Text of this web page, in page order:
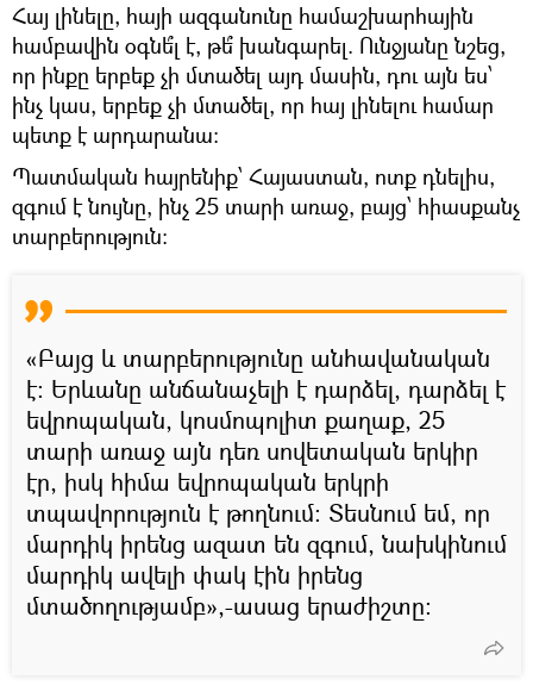
Հայ լինելը, հայի ազգանունը համաշխարհային
համբավին օգնե՞լ է, թե՞ խանգարել. Ունջյանը նշեց,
որ ինքը երբեք չի մտածել այդ մասին, դու այն ես՝
ինչ կաս, երբեք չի մտածել, որ հայ լինելու համար
պետք է արդարանա։
Պատմական հայրենիք՝ Հայաստան, ոտք դնելիս,
զգում է նույնը, ինչ 25 տարի առաջ, բայց՝ հիասքանչ
տարբերություն։
«Բայց և տարբերությունը անհավանական
է։ Երևանը անճանաչելի է դարձել, դարձել է
եվրոպական, կոսմոպոլիտ քաղաք, 25
տարի առաջ այն դեռ սովետական երկիր
էր, իսկ հիմա եվրոպական երկրի
տպավորություն է թողնում։ Տեսնում եմ, որ
մարդիկ իրենց ազատ են զգում, նախկինում
մարդիկ ավելի փակ էին իրենց
մտածողությամբ»,-ասաց երաժիշտը։